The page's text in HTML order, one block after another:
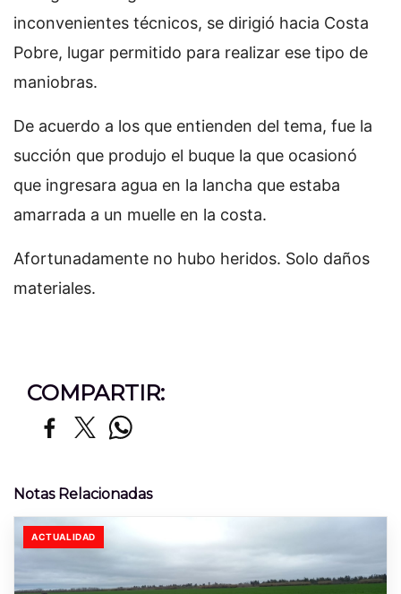
inconvenientes técnicos, se dirigió hacia Costa
Pobre, lugar permitido para realizar ese tipo de
maniobras.
De acuerdo a los que entienden del tema, fue la
succión que produjo el buque la que ocasionó
que ingresara agua en la lancha que estaba
amarrada a un muelle en la costa.
Afortunadamente no hubo heridos. Solo daños
materiales.
COMPARTIR:
Notas Relacionadas
ACTUALIDAD